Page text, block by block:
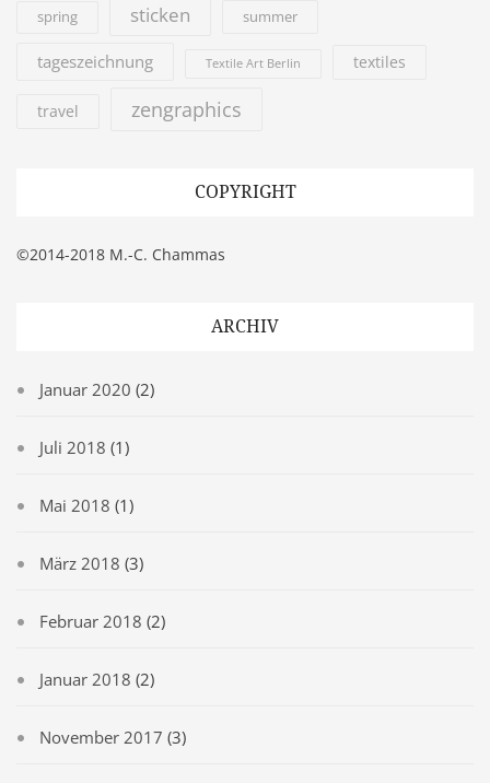
spring sticken summer
tageszeichnung Textile Art Berlin textiles
travel zengraphics
COPYRIGHT
©2014-2018 M.-C. Chammas
ARCHIV
Januar 2020 (2)
Juli 2018 (1)
Mai 2018 (1)
März 2018 (3)
Februar 2018 (2)
Januar 2018 (2)
November 2017 (3)